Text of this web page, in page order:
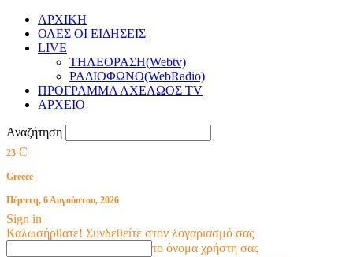
ΑΡΧΙΚΗ
ΟΛΕΣ ΟΙ ΕΙΔΗΣΕΙΣ
LIVE
ΤΗΛΕΟΡΑΣΗ(Webtv)
ΡΑΔΙΟΦΩΝΟ(WebRadio)
ΠΡΟΓΡΑΜΜΑ ΑΧΕΛΩΟΣ TV
ΑΡΧΕΙΟ
Αναζήτηση
23 C
Greece
Πέμπτη, 6 Αυγούστου, 2026
Sign in
Καλωσήρθατε! Συνδεθείτε στον λογαριασμό σας
το όνομα χρήστη σας